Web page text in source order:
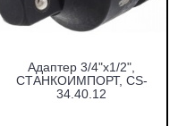
Адаптер 3/4"х1/2",
СТАНКОИМПОРТ, CS-
34.40.12